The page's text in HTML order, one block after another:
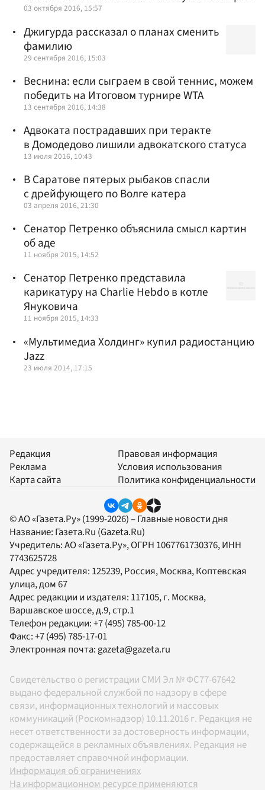
03 октября 2016, 15:57
Джигурда рассказал о планах сменить
фамилию
29 сентября 2016, 15:03
Веснина: если сыграем в свой теннис, можем
победить на Итоговом турнире WTA
13 сентября 2016, 14:38
Адвоката пострадавших при теракте
в Домодедово лишили адвокатского статуса
13 июля 2016, 10:43
В Саратове пятерых рыбаков спасли
с дрейфующего по Волге катера
03 апреля 2016, 21:30
Сенатор Петренко объяснила смысл картин
об аде
11 ноября 2015, 14:52
Сенатор Петренко представила
карикатуру на Charlie Hebdo в котле
Януковича
11 ноября 2015, 14:33
«Мультимедиа Холдинг» купил радиостанцию
Jazz
23 июля 2014, 17:15
Редакция
Реклама
Карта сайта
Правовая информация
Условия использования
Политика конфиденциальности
© АО «Газета.Ру» (1999-2026) – Главные новости дня
Название: Газета.Ru (Gazeta.Ru)
Учредитель:АО «Газета.Ру», ОГРН 1067761730376, ИНН
7743625728
Адрес учредителя: 125239, Россия, Москва, Коптевская
улица, дом 67
Адрес редакции и издателя: 117105, г. Москва,
Варшавское шоссе, д.9, стр.1
Телефон редакции:+7 (495) 785-00-12
Факс:+7 (495) 785-17-01
Электронная почта:gazeta@gazeta.ru
Свидетельство о регистрации СМИ Эл № ФС77-67642
выдано федеральной службой по надзору в сфере
связи, информационных технологий и массовых
коммуникаций (Роскомнадзор) 10.11.2016 г. Редакция не
несет ответственности за достоверность информации,
содержащейся в рекламных объявлениях. Редакция не
предоставляет справочной информации.
Информация об ограничениях
На информационном ресурсе применяются